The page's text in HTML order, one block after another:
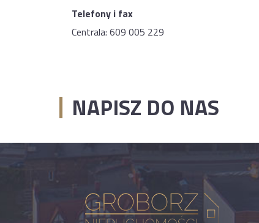
Telefony i fax
Centrala: 609 005 229
NAPISZ DO NAS